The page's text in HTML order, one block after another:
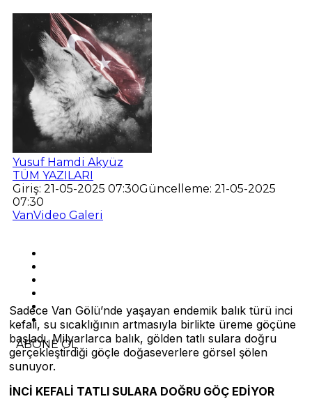
Yusuf Hamdi Akyüz
TÜM YAZILARI
Giriş: 21-05-2025 07:30Güncelleme: 21-05-2025
07:30
VanVideo Galeri
ABONE OL
Sadece Van Gölü’nde yaşayan endemik balık türü inci
kefali, su sıcaklığının artmasıyla birlikte üreme göçüne
başladı. Milyarlarca balık, gölden tatlı sulara doğru
gerçekleştirdiği göçle doğaseverlere görsel şölen
sunuyor.
İNCİ KEFALİ TATLI SULARA DOĞRU GÖÇ EDİYOR